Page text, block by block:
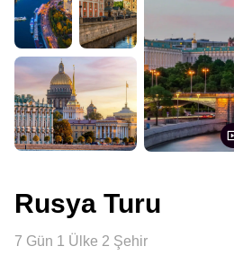
Rusya Turu
7 Gün 1 Ülke 2 Şehir